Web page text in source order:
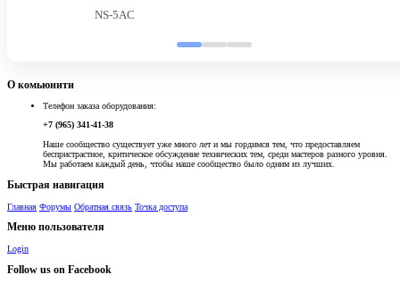
NS-5AC
О комьюнити
Телефон заказа оборудования:
+7 (965) 341-41-38
Наше сообщество существует уже много лет и мы гордимся тем, что предоставляем
беспристрастное, критическое обсуждение технических тем, среди мастеров разного уровня.
Мы работаем каждый день, чтобы наше сообщество было одним из лучших.
Быстрая навигация
Главная Форумы Обратная связь Точка доступа
Меню пользователя
Login
Follow us on Facebook